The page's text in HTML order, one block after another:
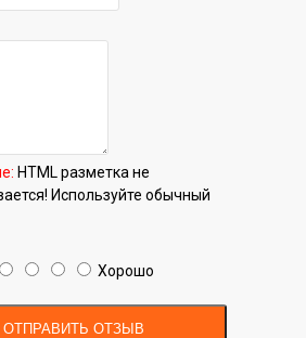
HTML разметка не
Используйте обычный
Хорошо
ОТПРАВИТЬ ОТЗЫВ